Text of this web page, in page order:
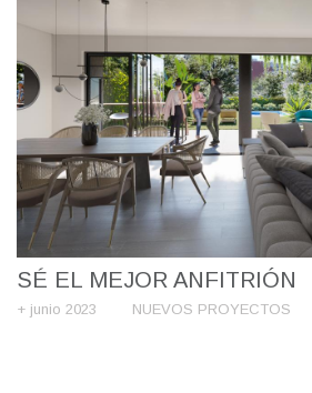
SÉ EL MEJOR ANFITRIÓN
+ junio 2023 NUEVOS PROYECTOS